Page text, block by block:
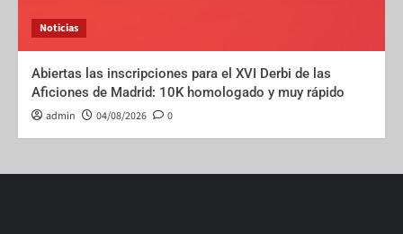
Noticias
Abiertas las inscripciones para el XVI Derbi de las
Aficiones de Madrid: 10K homologado y muy rápido
admin 04/08/2026 0